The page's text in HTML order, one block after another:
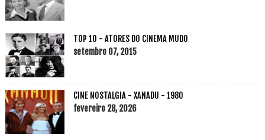
TOP 10 - ATORES DO CINEMA MUDO
setembro 07, 2015
CINE NOSTALGIA - XANADU - 1980
fevereiro 28, 2026